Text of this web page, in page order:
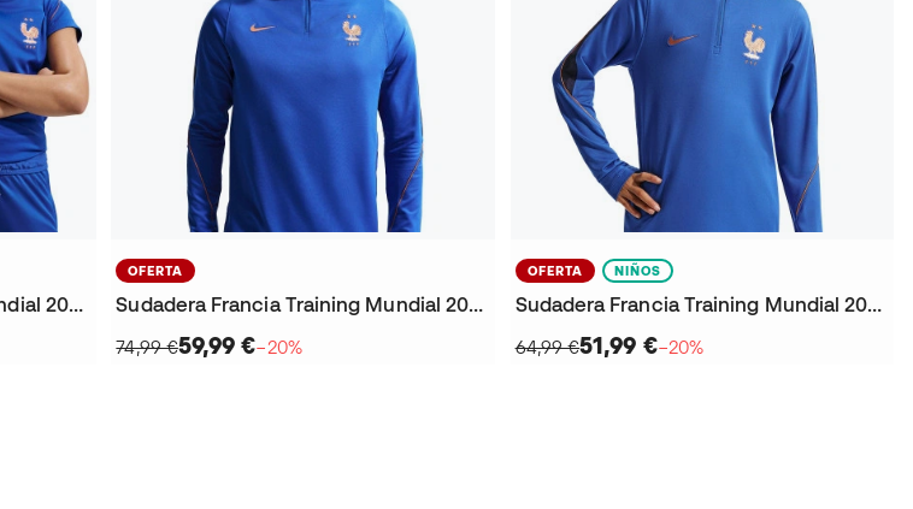
Camiseta Francia Training Mundial 2026 Niño
OFERTA
Sudadera Francia Training Mundial 2026
74,99 €59,99 €−20%
OFERTA NIÑOS
Sudadera Francia Training Mundial 2026 Niño
64,99 €51,99 €−20%